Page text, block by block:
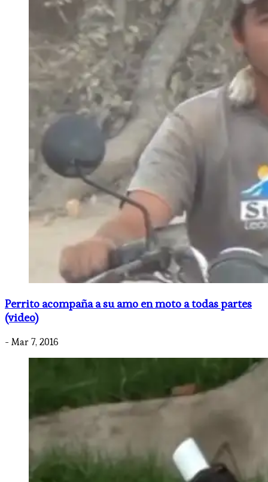
Perrito acompaña a su amo en moto a todas partes
(video)
- Mar 7, 2016